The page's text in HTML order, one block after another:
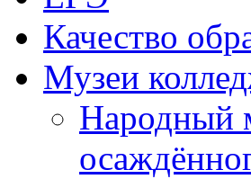
Качество
Музеи
Народный